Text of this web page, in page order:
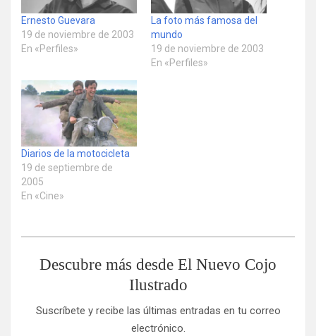
Ernesto Guevara
19 de noviembre de 2003
En «Perfiles»
La foto más famosa del
mundo
19 de noviembre de 2003
En «Perfiles»
Diarios de la motocicleta
19 de septiembre de
2005
En «Cine»
Descubre más desde El Nuevo Cojo
Ilustrado
Suscríbete y recibe las últimas entradas en tu correo
electrónico.